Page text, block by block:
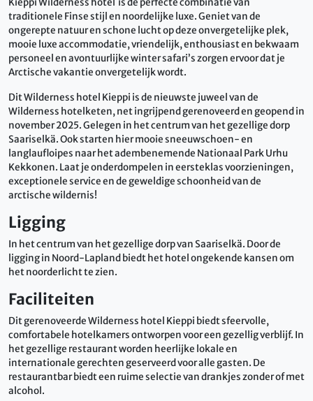
traditionele Finse stijl en noordelijke luxe. Geniet van de
ongerepte natuur en schone lucht op deze onvergetelijke plek,
mooie luxe accommodatie, vriendelijk, enthousiast en bekwaam
personeel en avontuurlijke winter safari’s zorgen ervoor dat je
Arctische vakantie onvergetelijk wordt.
Dit Wilderness hotel Kieppi is de nieuwste juweel van de
Wilderness hotelketen, net ingrijpend gerenoveerd en geopend in
november 2025. Gelegen in het centrum van het gezellige dorp
Saariselkä. Ook starten hier mooie sneeuwschoen- en
langlaufloipes naar het adembenemende Nationaal Park Urhu
Kekkonen. Laat je onderdompelen in eersteklas voorzieningen,
exceptionele service en de geweldige schoonheid van de
arctische wildernis!
Ligging
In het centrum van het gezellige dorp van Saariselkä. Door de
ligging in Noord-Lapland biedt het hotel ongekende kansen om
het noorderlicht te zien.
Faciliteiten
Dit gerenoveerde Wilderness hotel Kieppi biedt sfeervolle,
comfortabele hotelkamers ontworpen voor een gezellig verblijf. In
het gezellige restaurant worden heerlijke lokale en
internationale gerechten geserveerd voor alle gasten. De
restaurantbar biedt een ruime selectie van drankjes zonder of met
alcohol.